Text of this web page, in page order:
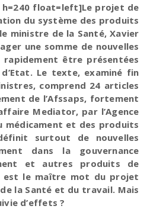
h=240 float=left]Le projet de
du système des produits
ministre de la Santé, Xavier
une somme de nouvelles
être présentées
Le texte, examiné fin
comprend 24 articles
de l’Afssaps, fortement
Mediator, par l’Agence
médicament et des produits
surtout de nouvelles
dans la gouvernance
et autres produits de
est le maître mot du projet
la Santé et du travail. Mais
d’effets ?